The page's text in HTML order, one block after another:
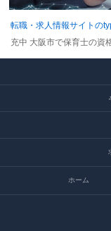
転職・求人情報サイトの
充中 大阪市で保育士の資
ホーム